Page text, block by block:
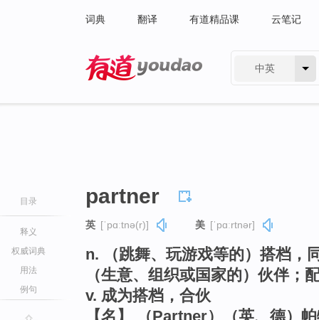
词典 翻译 有道精品课 云笔记
中英
目录
释义
权威词典
用法
例句
partner
英 [ˈpɑːtnə(r)] 美 [ˈpɑːrtnər]
n. （跳舞、玩游戏等的）搭档，
（生意、组织或国家的）伙伴；
v. 成为搭档，合伙
【名】 （Partner）（英、德）